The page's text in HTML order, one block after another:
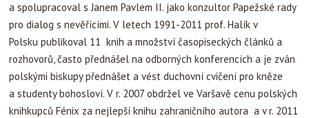
a spolupracoval s Janem Pavlem II. jako konzultor Papežské rady
pro dialog s nevěřícími. V letech 1991-2011 prof. Halík v
Polsku publikoval 11 knih a množství časopiseckých článků a
rozhovorů, často přednášel na odborných konferencích a je zván
polskými biskupy přednášet a vést duchovní cvičení pro kněze
a studenty bohosloví. V r. 2007 obdržel ve Varšavě cenu polských
knihkupců Fénix za nejlepší knihu zahraničního autora a v r. 2011